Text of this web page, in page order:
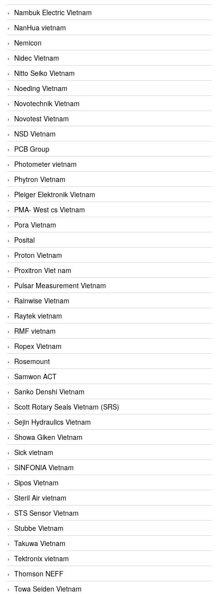
Nambuk Electric Vietnam
NanHua vietnam
Nemicon
Nidec Vietnam
Nitto Seiko Vietnam
Noeding Vietnam
Novotechnik Vietnam
Novotest Vietnam
NSD Vietnam
PCB Group
Photometer vietnam
Phytron Vietnam
Pleiger Elektronik Vietnam
PMA- West cs Vietnam
Pora Vietnam
Posital
Proton Vietnam
Proxitron Viet nam
Pulsar Measurement Vietnam
Rainwise Vietnam
Raytek vietnam
RMF vietnam
Ropex Vietnam
Rosemount
Samwon ACT
Sanko Denshi Vietnam
Scott Rotary Seals Vietnam (SRS)
Sejin Hydraulics Vietnam
Showa Giken Vietnam
Sick vietnam
SINFONIA Vietnam
Sipos Vietnam
Steril Air vietnam
STS Sensor Vietnam
Stubbe Vietnam
Takuwa Vietnam
Tektronix vietnam
Thomson NEFF
Towa Seiden Vietnam